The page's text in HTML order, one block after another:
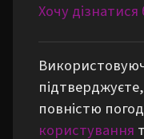
Хочу дізнатися
повністю
користування